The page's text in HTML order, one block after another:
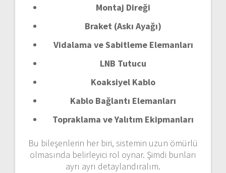
Montaj Direği
Braket (Askı Ayağı)
Vidalama veSabitleme Elemanları
LNB Tutucu
Koaksiyel Kablo
Kablo Bağlantı Elemanları
Topraklama veYalıtım Ekipmanları
Bu bileşenlerin her biri, sistemin uzun ömürlü
olmasında belirleyici rol oynar. Şimdi bunları
ayrı ayrı detaylandıralım.